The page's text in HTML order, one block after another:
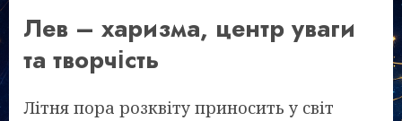
Лев – харизма, центр уваги
та творчість
Літня пора розквіту приносить у світ